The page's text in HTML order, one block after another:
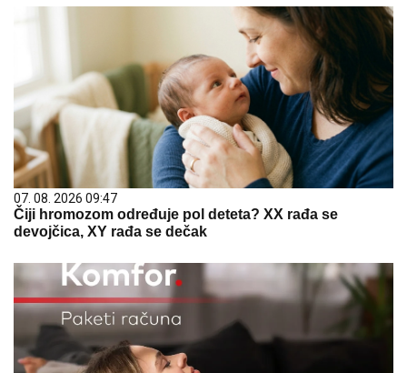
07. 08. 2026 09:47
Čiji hromozom određuje pol deteta? XX rađa se
devojčica, XY rađa se dečak